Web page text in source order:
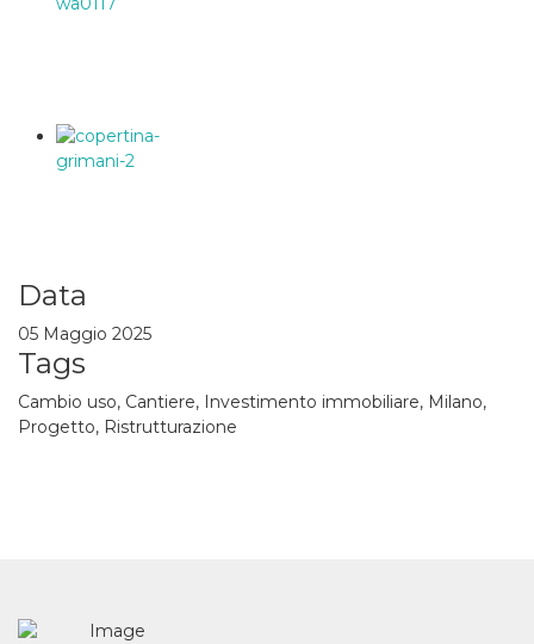
Data
05 Maggio 2025
Tags
Cambio uso, Cantiere, Investimento immobiliare, Milano,
Progetto, Ristrutturazione